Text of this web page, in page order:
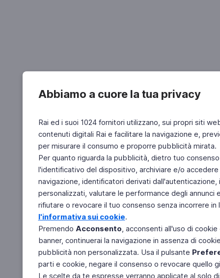
Abbiamo a cuore la tua privacy
Rai ed i suoi 1024 fornitori utilizzano, sui propri siti
contenuti digitali Rai e facilitare la navigazione e,
per misurare il consumo e proporre pubblicità mirata.
Per quanto riguarda la pubblicità, dietro tuo
l'identificativo del dispositivo, archiviare e/o
navigazione, identificatori derivati
personalizzati, valutare le performance degli
rifiutare o revocare il tuo consenso senza incorrere
l'informativa sui cookie.
Premendo Acconsento, acconsenti all'uso di
banner, continuerai la navigazione in assenza di
pubblicità non personalizzata. Usa il pulsante
parti e cookie, negare il consenso o revocare quello
Le scelte da te espresse verranno applicate al solo